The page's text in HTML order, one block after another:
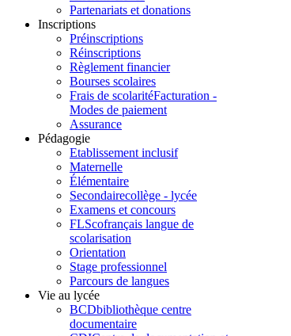
Partenariats et donations
Inscriptions
Préinscriptions
Réinscriptions
Règlement financier
Bourses scolaires
Frais de scolaritéFacturation -
Modes de paiement
Assurance
Pédagogie
Etablissement inclusif
Maternelle
Élémentaire
Secondairecollège - lycée
Examens et concours
FLScofrançais langue de
scolarisation
Orientation
Stage professionnel
Parcours de langues
Vie au lycée
BCDbibliothèque centre
documentaire